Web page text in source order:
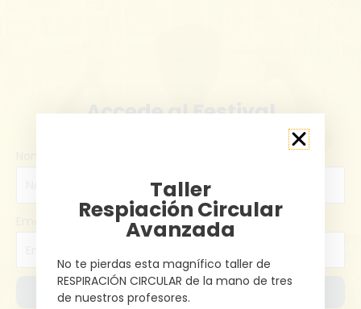
Accede al Festival
Validar Entrada
Taller
Respiación Circular
Avanzada
No te pierdas esta magnífico taller de
RESPIRACIÓN CIRCULAR de la mano de tres
de nuestros profesores.